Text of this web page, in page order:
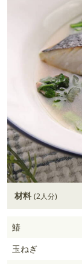
材料 (2人分)
鰆
玉ねぎ